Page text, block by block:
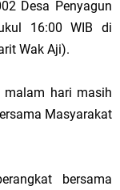
Desa Penyagun
16:00 WIB di
Wak Aji).
hari masih
Masyarakat
bersama